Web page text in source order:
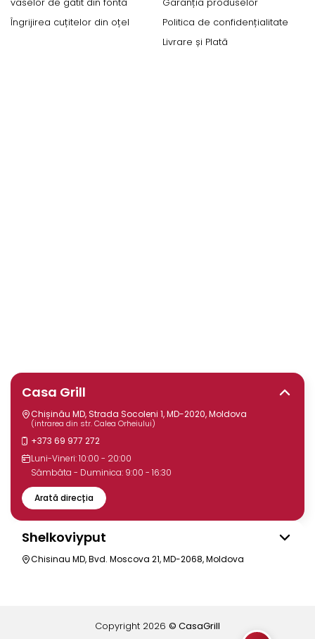
Îngrijirea cuțitelor din oțel
Politica de confidențialitate
Livrare și Plată
Casa Grill
Chișinău MD, Strada Socoleni 1, MD-2020, Moldova
(intrarea din str. Calea Orheiului)
+373 69 977 272
Luni-Vineri: 10:00 - 20:00
Sâmbăta - Duminica: 9:00 - 16:30
Arată direcția
Shelkoviyput
Chisinau MD, Bvd. Moscova 21, MD-2068, Moldova
Copyright 2026 © CasaGrill